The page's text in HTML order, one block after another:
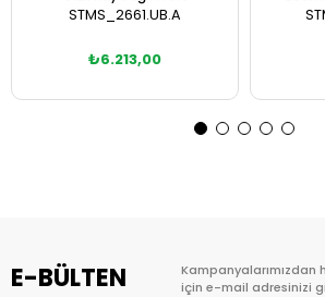
STMS_2661.UB.A
₺6.213,00
E-BÜLTEN
için e-mail adresinizi